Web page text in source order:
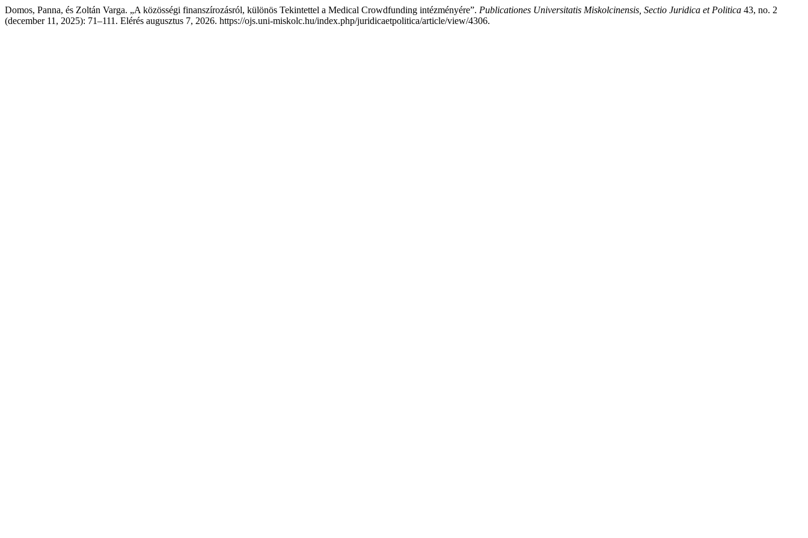
Domos, Panna, és Zoltán Varga. „A közösségi finanszírozásról, különös Tekintettel a Medical Crowdfunding intézményére”. Publicationes Universitatis Miskolcinensis, Sectio Juridica et Politica 43, no. 2
(december 11, 2025): 71–111. Elérés augusztus 7, 2026. https://ojs.uni-miskolc.hu/index.php/juridicaetpolitica/article/view/4306.